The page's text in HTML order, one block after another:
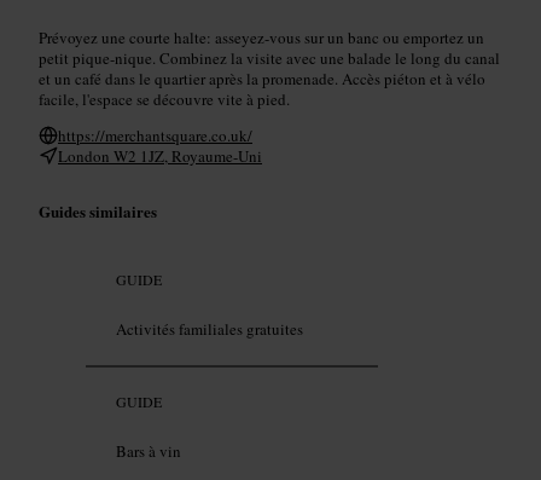
Prévoyez une courte halte: asseyez-vous sur un banc ou emportez un
petit pique-nique. Combinez la visite avec une balade le long du canal
et un café dans le quartier après la promenade. Accès piéton et à vélo
facile, l'espace se découvre vite à pied.
https://merchantsquare.co.uk/
London W2 1JZ, Royaume-Uni
Guides similaires
GUIDE
Activités familiales gratuites
GUIDE
Bars à vin